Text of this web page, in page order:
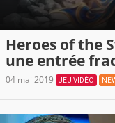
Heroes of the
une entrée
04 mai 2019 JEU VIDÉO